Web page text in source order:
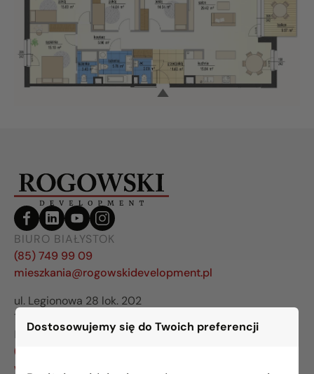
Dostosowujemy się do Twoich preferencji
BIURO BIAŁYSTOK
(85) 749 99 09
mieszkania@rogowskidevelopment.pl
ul. Legionowa 28 lok. 202
15-281 Białystok
BIURO WARSZAWA
(22) 642 03 55
warszawa@rogowskidevelopment.pl